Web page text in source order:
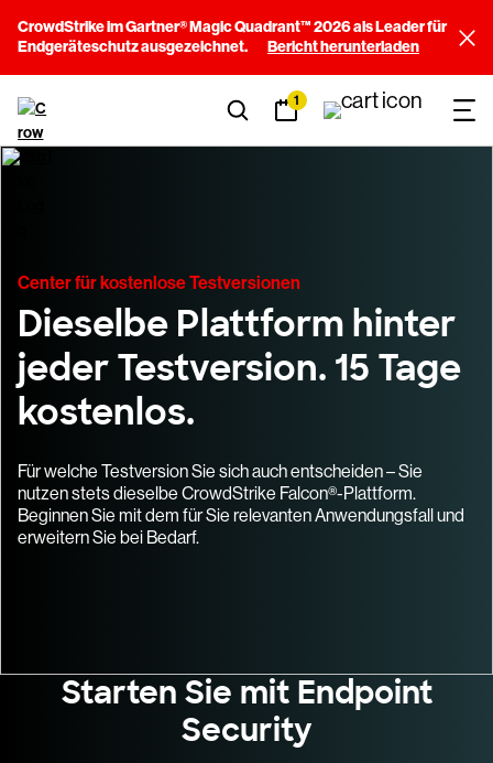
CrowdStrike im Gartner® Magic Quadrant™ 2026 als Leader für
Endgeräteschutz ausgezeichnet.
Bericht herunterladen
1
Center für kostenlose Testversionen
Dieselbe Plattform hinter
jeder Testversion. 15 Tage
kostenlos.
Für welche Testversion Sie sich auch entscheiden – Sie
nutzen stets dieselbe CrowdStrike Falcon®-Plattform.
Beginnen Sie mit dem für Sie relevanten Anwendungsfall und
erweitern Sie bei Bedarf.
Starten Sie mit Endpoint
Security